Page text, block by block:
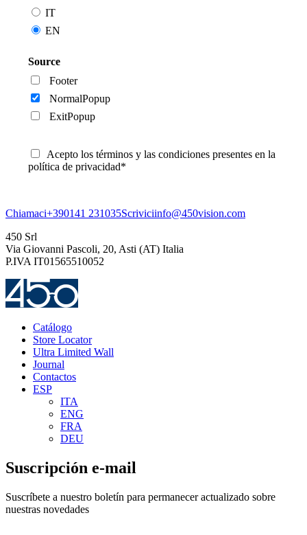
IT
EN
Source
Footer
NormalPopup
ExitPopup
Acepto los términos y las condiciones presentes en la
política de privacidad*
Chiamaci+390141 231035Scriviciinfo@450vision.com
450 Srl
Via Giovanni Pascoli, 20, Asti (AT) Italia
P.IVA IT01565510052
Catálogo
Store Locator
Ultra Limited Wall
Journal
Contactos
ESP
ITA
ENG
FRA
DEU
Suscripción e-mail
Suscríbete a nuestro boletín para permanecer actualizado sobre
nuestras novedades